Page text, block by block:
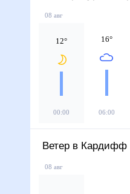
08 авг
12°
00:00
16°
06:00
Ветер в Кардифф
08 авг